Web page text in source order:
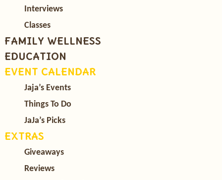
Interviews
Classes
FAMILY WELLNESS
EDUCATION
EVENT CALENDAR
Jaja’s Events
Things To Do
JaJa’s Picks
EXTRAS
Giveaways
Reviews